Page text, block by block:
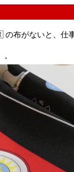
の布がないと、仕